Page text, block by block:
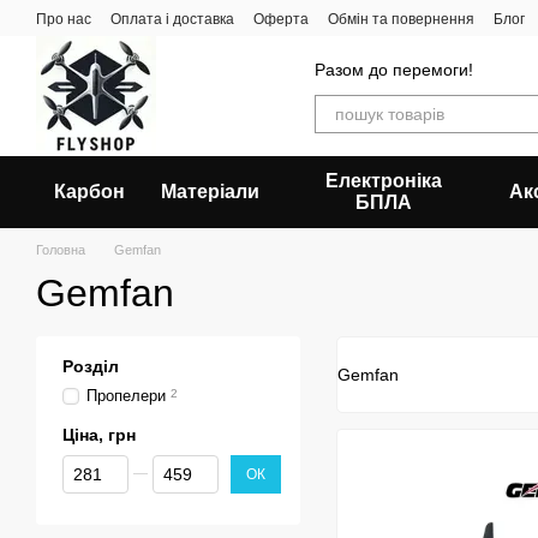
Перейти до основного контенту
Про нас Оплата і доставка Оферта Обмін та повернення Блог
Разом до перемоги!
Карбон Матеріали
Електроніка
БПЛА
Головна Gemfan
Gemfan
Gemfan
Розділ
Пропелери 2
Ціна, грн
Від Ціна, грн
До Ціна, грн ОК